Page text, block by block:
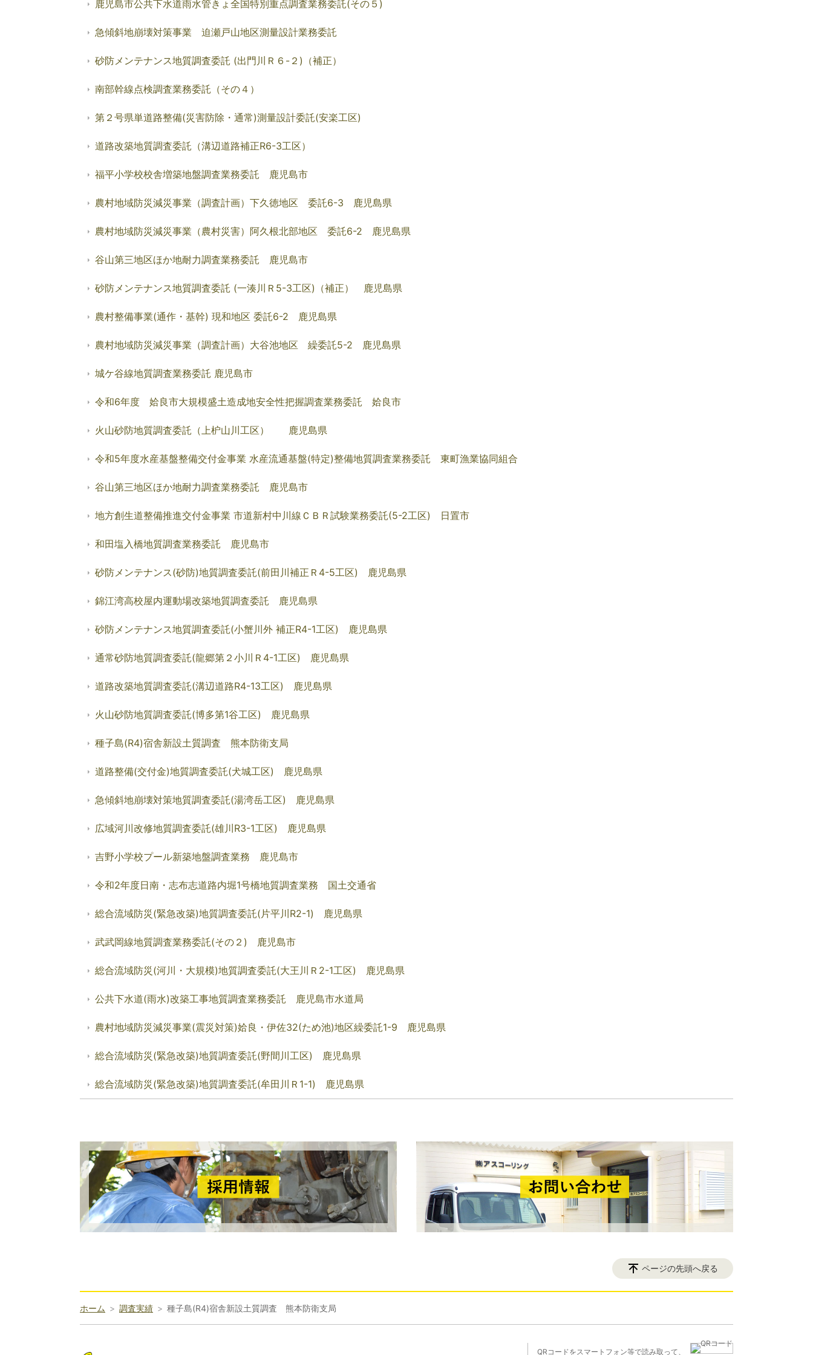
鹿児島市公共下水道雨水管きょ全国特別重点調査業務委託(その５)
急傾斜地崩壊対策事業 迫瀬戸山地区測量設計業務委託
砂防メンテナンス地質調査委託 (出門川Ｒ６-２)（補正）
南部幹線点検調査業務委託（その４）
第２号県単道路整備(災害防除・通常)測量設計委託(安楽工区)
道路改築地質調査委託（溝辺道路補正R6-3工区）
福平小学校校舎増築地盤調査業務委託 鹿児島市
農村地域防災減災事業（調査計画）下久徳地区 委託6-3 鹿児島県
農村地域防災減災事業（農村災害）阿久根北部地区 委託6-2 鹿児島県
谷山第三地区ほか地耐力調査業務委託 鹿児島市
砂防メンテナンス地質調査委託 (一湊川Ｒ5-3工区)（補正） 鹿児島県
農村整備事業(通作・基幹) 現和地区 委託6-2 鹿児島県
農村地域防災減災事業（調査計画）大谷池地区 繰委託5-2 鹿児島県
城ケ谷線地質調査業務委託 鹿児島市
令和6年度 姶良市大規模盛土造成地安全性把握調査業務委託 姶良市
火山砂防地質調査委託（上枦山川工区） 鹿児島県
令和5年度水産基盤整備交付金事業 水産流通基盤(特定)整備地質調査業務委託 東町漁業協同組合
谷山第三地区ほか地耐力調査業務委託 鹿児島市
地方創生道整備推進交付金事業 市道新村中川線ＣＢＲ試験業務委託(5-2工区) 日置市
和田塩入橋地質調査業務委託 鹿児島市
砂防メンテナンス(砂防)地質調査委託(前田川補正Ｒ4-5工区) 鹿児島県
錦江湾高校屋内運動場改築地質調査委託 鹿児島県
砂防メンテナンス地質調査委託(小蟹川外 補正R4-1工区) 鹿児島県
通常砂防地質調査委託(龍郷第２小川Ｒ4-1工区) 鹿児島県
道路改築地質調査委託(溝辺道路R4-13工区) 鹿児島県
火山砂防地質調査委託(博多第1谷工区) 鹿児島県
種子島(R4)宿舎新設土質調査 熊本防衛支局
道路整備(交付金)地質調査委託(犬城工区) 鹿児島県
急傾斜地崩壊対策地質調査委託(湯湾岳工区) 鹿児島県
広域河川改修地質調査委託(雄川R3-1工区) 鹿児島県
吉野小学校プール新築地盤調査業務 鹿児島市
令和2年度日南・志布志道路内堀1号橋地質調査業務 国土交通省
総合流域防災(緊急改築)地質調査委託(片平川R2-1) 鹿児島県
武武岡線地質調査業務委託(その２) 鹿児島市
総合流域防災(河川・大規模)地質調査委託(大王川Ｒ2-1工区) 鹿児島県
公共下水道(雨水)改築工事地質調査業務委託 鹿児島市水道局
農村地域防災減災事業(震災対策)姶良・伊佐32(ため池)地区繰委託1-9 鹿児島県
総合流域防災(緊急改築)地質調査委託(野間川工区) 鹿児島県
総合流域防災(緊急改築)地質調査委託(牟田川Ｒ1-1) 鹿児島県
ページの先頭へ戻る
ホーム 調査実績 種子島(R4)宿舎新設土質調査 熊本防衛支局
QRコードをスマートフォン等で読み取って、